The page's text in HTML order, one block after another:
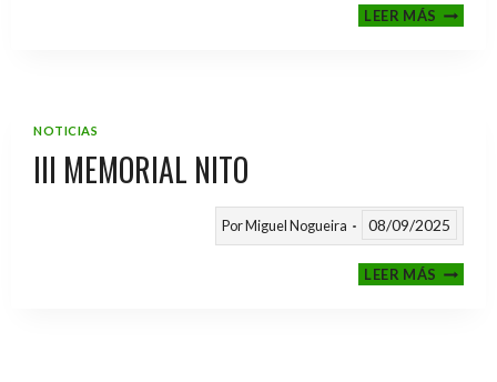
LEER MÁS
NOTICIAS
III MEMORIAL NITO
PorMiguel Nogueira 08/09/2025
LEER MÁSIII